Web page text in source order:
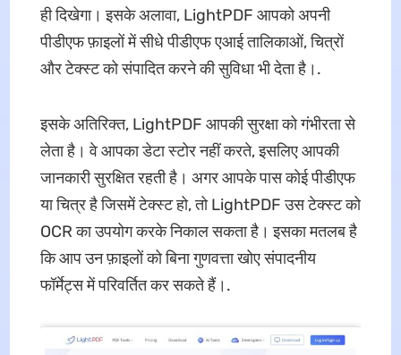
ही दिखेगा। इसके अलावा, LightPDF आपको अपनी
पीडीएफ फ़ाइलों में सीधे पीडीएफ एआई तालिकाओं, चित्रों
और टेक्स्ट को संपादित करने की सुविधा भी देता है।.
इसके अतिरिक्त, LightPDF आपकी सुरक्षा को गंभीरता से
लेता है। वे आपका डेटा स्टोर नहीं करते, इसलिए आपकी
जानकारी सुरक्षित रहती है। अगर आपके पास कोई पीडीएफ
या चित्र है जिसमें टेक्स्ट हो, तो LightPDF उस टेक्स्ट को
OCR का उपयोग करके निकाल सकता है। इसका मतलब है
कि आप उन फ़ाइलों को बिना गुणवत्ता खोए संपादनीय
फॉर्मेट्स में परिवर्तित कर सकते हैं।.